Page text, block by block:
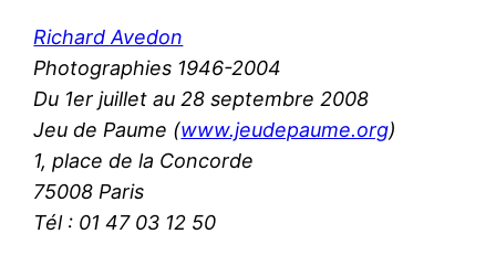
Richard Avedon
Photographies 1946-2004
Du 1er juillet au 28 septembre 2008
Jeu de Paume (www.jeudepaume.org)
1, place de la Concorde
75008 Paris
Tél : 01 47 03 12 50